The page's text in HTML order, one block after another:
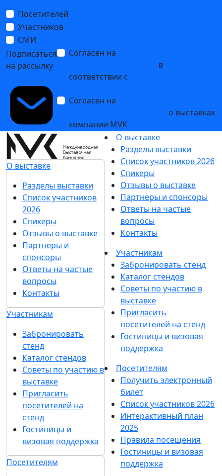
Посетителей
Участников
СМИ
Подписаться
на рассылку
Согласен на
в
соответствии с
Согласен на
о выставках
компании MVK
О выставке
Разделы выставки
Список участников
2026
Спикеры
Отзывы о выставке
Партнеры и
спонсоры
Ответы на частые
вопросы
Контакты
Участникам
Забронировать
стенд
Каталог стендов
Советы по участию в
выставке
Пригласить
посетителей на
стенд
Гостиницы и
визовая поддержка
Посетителям
О выставке
Разделы выставки
Список участников 2026
Спикеры
Отзывы о выставке
Партнеры и спонсоры
Ответы на частые
вопросы
Контакты
Участникам
Забронировать стенд
Каталог стендов
Советы по участию в
выставке
Пригласить
посетителей на стенд
Гостиницы и визовая
поддержка
Посетителям
Получить электронный
билет
Список участников 2026
Интерактивный план
2025
Правила посещения
Гостиницы и визовая
поддержка